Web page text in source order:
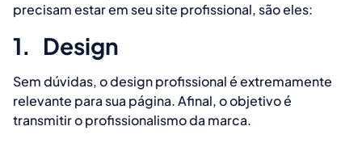
precisam estar em seu site profissional, são eles:
1. Design
Sem dúvidas, o design profissional é extremamente
relevante para sua página. Afinal, o objetivo é
transmitir o profissionalismo da marca.